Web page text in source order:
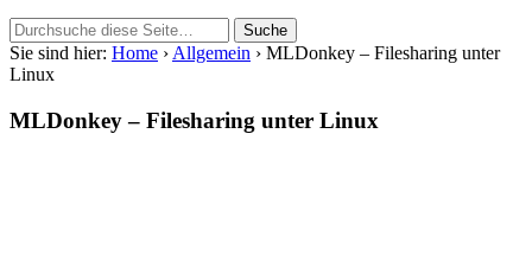
Sie sind hier: Home › Allgemein › MLDonkey – Filesharing unter
Linux
MLDonkey – Filesharing unter Linux